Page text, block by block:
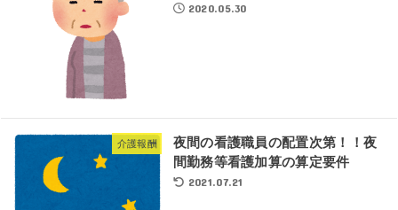
2020.05.30
介護報酬
夜間の看護職員の配置次第！！夜
間勤務等看護加算の算定要件
2021.07.21